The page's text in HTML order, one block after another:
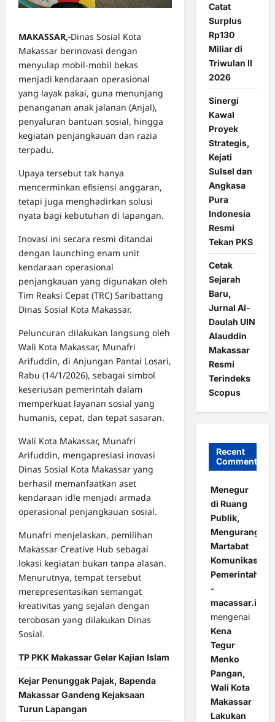
MAKASSAR,-Dinas Sosial Kota
Makassar berinovasi dengan
menyulap mobil-mobil bekas
menjadi kendaraan operasional
yang layak pakai, guna menunjang
penanganan anak jalanan (Anjal),
penyaluran bantuan sosial, hingga
kegiatan penjangkauan dan razia
terpadu.
Upaya tersebut tak hanya
mencerminkan efisiensi anggaran,
tetapi juga menghadirkan solusi
nyata bagi kebutuhan di lapangan.
Inovasi ini secara resmi ditandai
dengan launching enam unit
kendaraan operasional
penjangkauan yang digunakan oleh
Tim Reaksi Cepat (TRC) Saribattang
Dinas Sosial Kota Makassar.
Peluncuran dilakukan langsung oleh
Wali Kota Makassar, Munafri
Arifuddin, di Anjungan Pantai Losari,
Rabu (14/1/2026), sebagai simbol
keseriusan pemerintah dalam
memperkuat layanan sosial yang
humanis, cepat, dan tepat sasaran.
Wali Kota Makassar, Munafri
Arifuddin, mengapresiasi inovasi
Dinas Sosial Kota Makassar yang
berhasil memanfaatkan aset
kendaraan idle menjadi armada
operasional penjangkauan sosial.
Munafri menjelaskan, pemilihan
Makassar Creative Hub sebagai
lokasi kegiatan bukan tanpa alasan.
Menurutnya, tempat tersebut
merepresentasikan semangat
kreativitas yang sejalan dengan
terobosan yang dilakukan Dinas
Sosial.
TP PKK Makassar Gelar Kajian Islam
Kejar Penunggak Pajak, Bapenda
Makassar Gandeng Kejaksaan
Turun Lapangan
Catat
Surplus
Rp130
Miliar di
Triwulan II
2026
Sinergi
Kawal
Proyek
Strategis,
Kejati
Sulsel dan
Angkasa
Pura
Indonesia
Resmi
Tekan PKS
Cetak
Sejarah
Baru,
Jurnal Al-
Daulah UIN
Alauddin
Makassar
Resmi
Terindeks
Scopus
Recent
Comments
Menegur
di Ruang
Publik,
Mengurangi
Martabat
Komunikasi
Pemerintahan
-
macassar.id
mengenai
Kena
Tegur
Menko
Pangan,
Wali Kota
Makassar
Lakukan